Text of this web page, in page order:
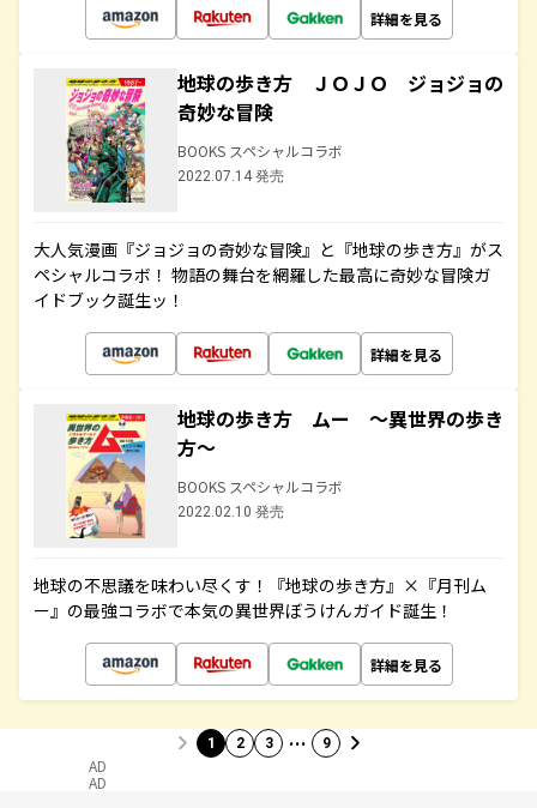
詳細を見る
地球の歩き方 ＪＯＪＯ ジョジョの
奇妙な冒険
BOOKS スペシャルコラボ
2022.07.14 発売
大人気漫画『ジョジョの奇妙な冒険』と『地球の歩き方』がス
ペシャルコラボ！ 物語の舞台を網羅した最高に奇妙な冒険ガ
イドブック誕生ッ！
詳細を見る
地球の歩き方 ムー ～異世界の歩き
方～
BOOKS スペシャルコラボ
2022.02.10 発売
地球の不思議を味わい尽くす！『地球の歩き方』×『月刊ム
ー』の最強コラボで本気の異世界ぼうけんガイド誕生！
詳細を見る
1 2 3 … 9
AD
AD